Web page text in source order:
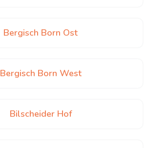
Bergisch Born Ost
Bergisch Born West
Bilscheider Hof